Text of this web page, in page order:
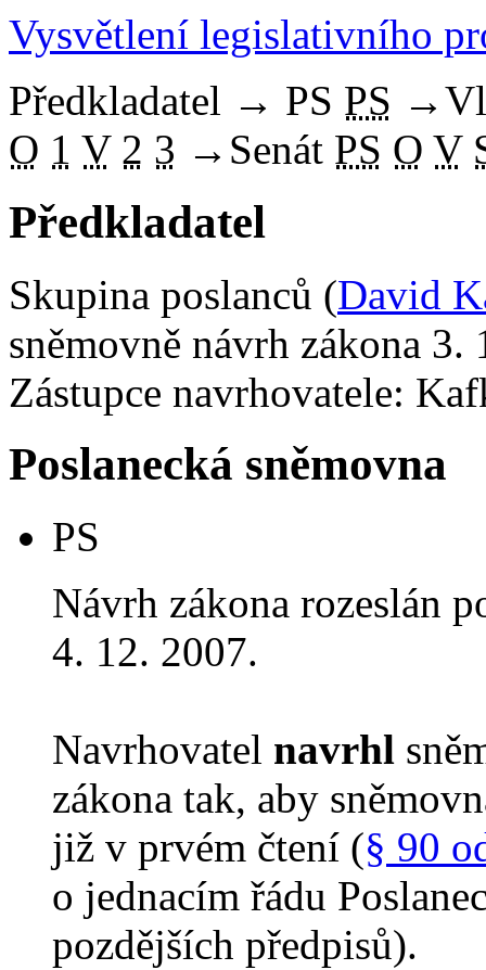
Vysvětlení legislativního
Předkladatel → PS PS →
O 1 V 2 3 → Senát PS O V
Předkladatel
Skupina poslanců (David
sněmovně návrh zákona 3.
Zástupce navrhovatele:
Poslanecká sněmovna
PS
Návrh zákona rozeslán
4. 12. 2007.
Navrhovatel navrhl
zákona tak, aby
již v prvém čtení (§ 90
o jednacím řádu
pozdějších předpisů).